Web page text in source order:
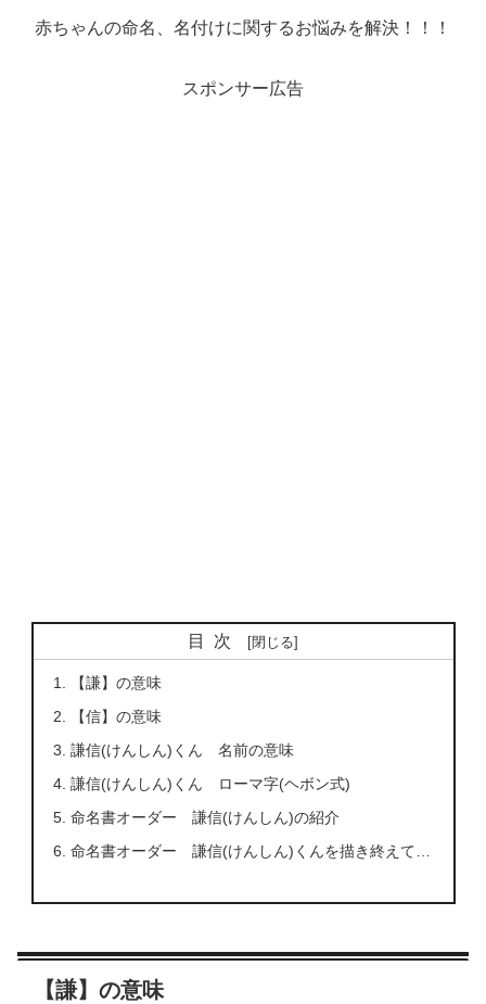
赤ちゃんの命名、名付けに関するお悩みを解決！！！
スポンサー広告
目次
【謙】の意味
【信】の意味
謙信(けんしん)くん 名前の意味
謙信(けんしん)くん ローマ字(ヘボン式)
命名書オーダー 謙信(けんしん)の紹介
命名書オーダー 謙信(けんしん)くんを描き終えて…
【謙】の意味